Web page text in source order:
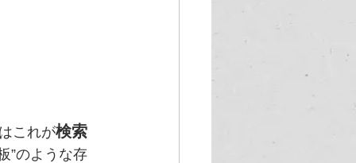
これが検索
”のような存